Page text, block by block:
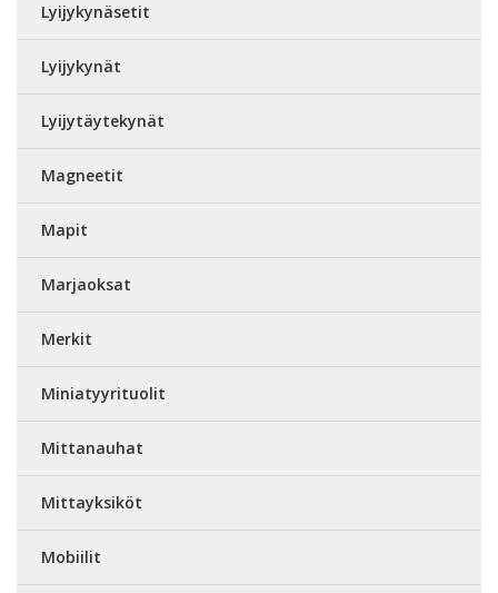
Lyijykynäsetit
Lyijykynät
Lyijytäytekynät
Magneetit
Mapit
Marjaoksat
Merkit
Miniatyyrituolit
Mittanauhat
Mittayksiköt
Mobiilit